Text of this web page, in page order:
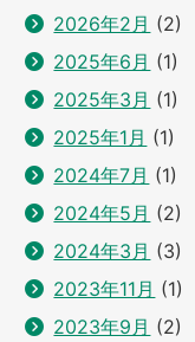
2026年2月 (2)
2025年6月 (1)
2025年3月 (1)
2025年1月 (1)
2024年7月 (1)
2024年5月 (2)
2024年3月 (3)
2023年11月 (1)
2023年9月 (2)